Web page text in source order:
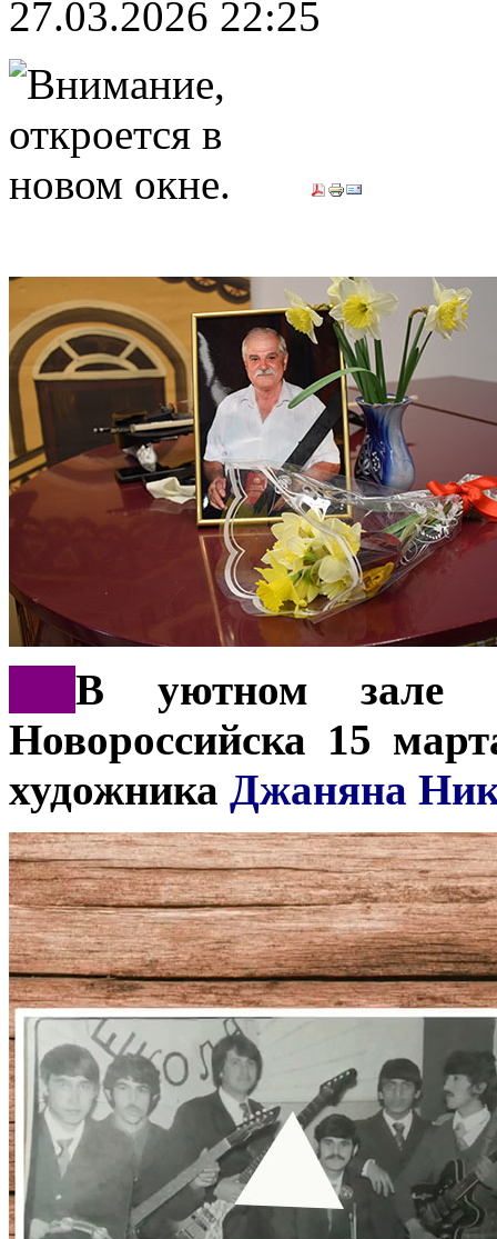
27.03.2026 22:25
В уютном зале
Новороссийска 15
художника Джаняна